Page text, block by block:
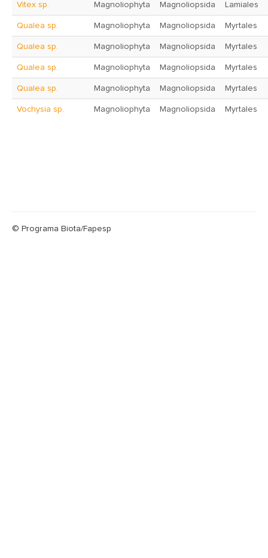
Vitex sp. Magnoliophyta Magnoliopsida Lamiales
Qualea sp. Magnoliophyta Magnoliopsida Myrtales
Qualea sp. Magnoliophyta Magnoliopsida Myrtales
Qualea sp. Magnoliophyta Magnoliopsida Myrtales
Qualea sp. Magnoliophyta Magnoliopsida Myrtales
Vochysia sp. Magnoliophyta Magnoliopsida Myrtales
© Programa Biota/Fapesp